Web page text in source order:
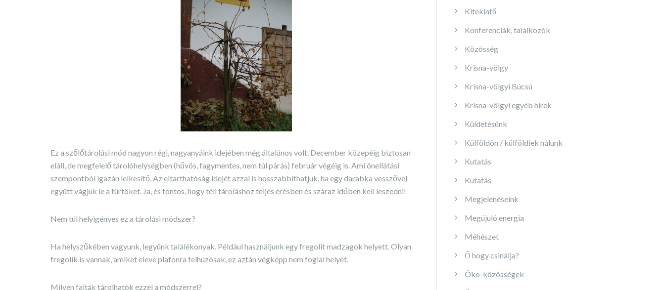
Ez a szőlőtárolási mód nagyon régi, nagyanyáink idejében még általános volt. December közepéig biztosan
eláll, de megfelelő tárolóhelységben (hűvös, fagymentes, nem túl párás) február végéig is. Ami önellátási
szempontból igazán lelkesítő. Az eltarthatóság idejét azzal is hosszabbíthatjuk, ha egy darabka vesszővel
együtt vágjuk le a fürtöket. Ja, és fontos, hogy téli tároláshoz teljes érésben és száraz időben kell leszedni!
Nem túl helyigényes ez a tárolási módszer?
Ha helyszűkében vagyunk, legyünk találékonyak. Például használjunk egy fregolit madzagok helyett. Olyan
fregolik is vannak, amiket eleve plafonra felhúzósak, ez aztán végképp nem foglal helyet.
Milyen fajták tárolhatók ezzel a módszerrel?
Kitekintő
Konferenciák, találkozók
Közösség
Krisna-völgy
Krisna-völgyi Búcsú
Krisna-völgyi egyéb hírek
Küldetésünk
Külföldön / külföldiek nálunk
Kutatás
Kutatás
Megjelenéseink
Megújuló energia
Méhészet
Ő hogy csinálja?
Öko-közösségek